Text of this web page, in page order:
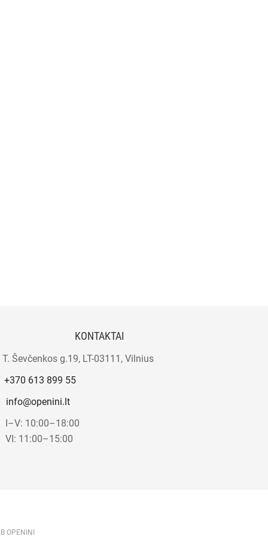
KONTAKTAI
T. Ševčenkos g.19, LT-03111, Vilnius
+370 613 899 55
info@openini.lt
I–V: 10:00–18:00
VI: 11:00–15:00
OPENINI